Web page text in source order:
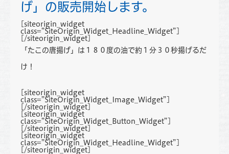
げ」の販売開始します。
[siteorigin_widget
class=”SiteOrigin_Widget_Headline_Widget”]
[/siteorigin_widget]
「たこの唐揚げ」は１８０度の油で約１分３０秒揚げるだ
け！
[siteorigin_widget
class=”SiteOrigin_Widget_Image_Widget”]
[/siteorigin_widget]
[siteorigin_widget
class=”SiteOrigin_Widget_Button_Widget”]
[/siteorigin_widget]
[siteorigin_widget
class=”SiteOrigin_Widget_Headline_Widget”]
[/siteorigin_widget]